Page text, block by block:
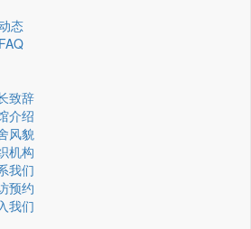
态
致辞
介绍
风貌
机构
我们
预约
我们